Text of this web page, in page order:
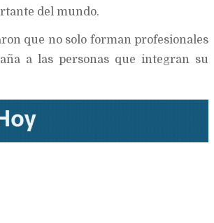
del mundo.
que no solo forman profesionales
a las personas que integran su